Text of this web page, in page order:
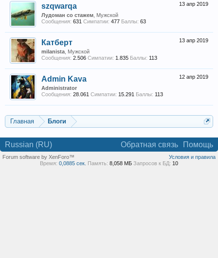
13 апр 2019
szqwarqa
Лудоман со стажем , Мужской
Сообщения: 631 Симпатии: 477 Баллы: 63
13 апр 2019
Катберт
milanista , Мужской
Сообщения: 2.506 Симпатии: 1.835 Баллы: 113
12 апр 2019
Admin Kava
Administrator
Сообщения: 28.061 Симпатии: 15.291 Баллы: 113
Главная Блоги
Russian (RU) Обратная связь Помощь
Условия и правила
Forum software by XenForo™
Время: 0,0885 сек. Память: 8,058 МБ Запросов к БД: 10